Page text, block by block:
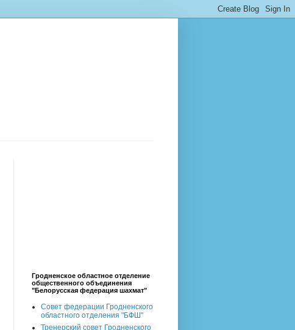
Гродненское областное отделение
общественного объединения
"Белорусская федерация шахмат"
Совет федерации Гродненского
областного отделения "БФШ"
Тренерский совет Гродненского